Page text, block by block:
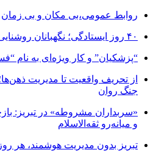
روابط عمومی،بی مکان و بی زمان
۴۰ روز ایستادگی؛ نگهبانان روشنایی خط مقدم را رها نکردند
“پزشکیان” و کار ویژه‌ای به نام
از تحریف واقعیت تا مدیریت
جنگ روان
«سربداران مشروطه» در تبریز:
و میانه‌رو ثقه‌الاسلام
تبریز بدون مدیریت هوشمند، هر